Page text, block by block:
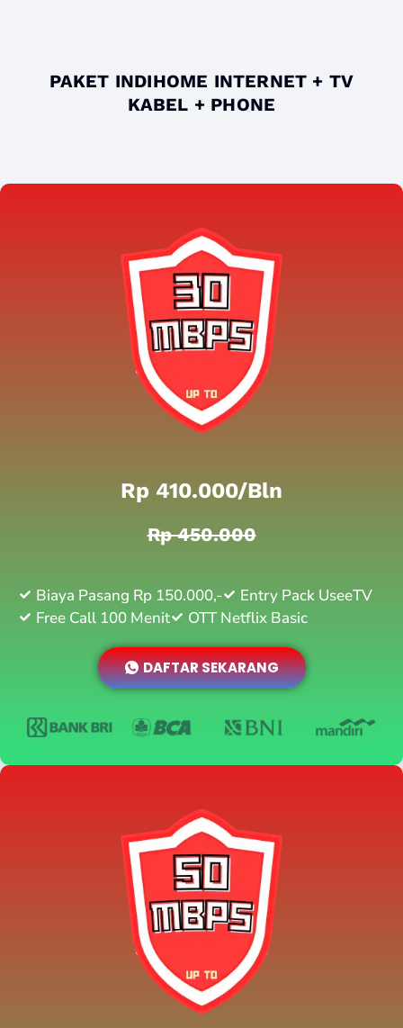
PAKET INDIHOME INTERNET + TV
KABEL + PHONE
Rp 410.000/bln
Rp 450.000
Biaya Pasang Rp 150.000,-
Entry Pack UseeTV
Free Call 100 Menit
OTT Netflix Basic
DAFTAR SEKARANG